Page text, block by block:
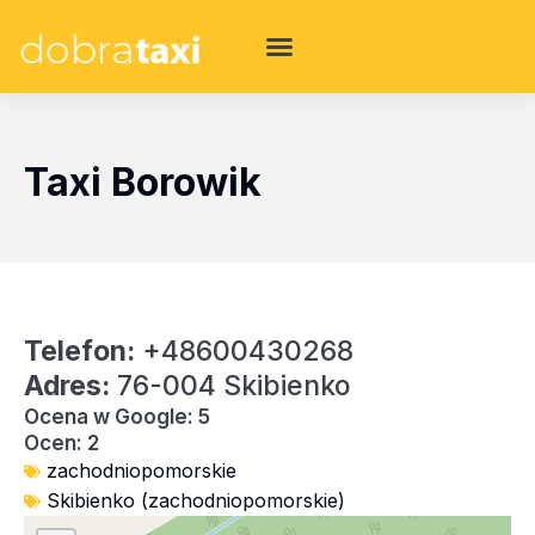
Taxi Borowik
Telefon: +48600430268
Adres: 76-004 Skibienko
Ocena w Google: 5
Ocen: 2
zachodniopomorskie
Skibienko (zachodniopomorskie)